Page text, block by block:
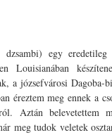
némi tisztított
porral
(10
apróra vágva 2 szár
fehérrépa lereszelve
1 tk füstölt
50 g dió ledarálva 1
konzerv pürésítve
ugyanennyiCayenne-
3-4 szegfűszeg só
egy
Louisianában
a józsefvárosi Dagoba-
éreztem meg ennek a
Aztán belevetettem
meg tudok veletek